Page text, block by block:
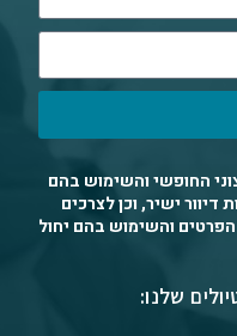
החופשי והשימוש בהם
ישיר, וכן לצרכים
הפרטים והשימוש בהם יחול
שלנו: